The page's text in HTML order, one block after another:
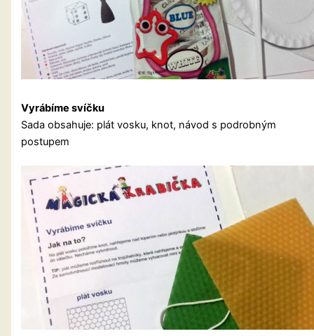
Vyrábíme svíčku
Sada obsahuje: plát vosku, knot, návod s podrobným
postupem